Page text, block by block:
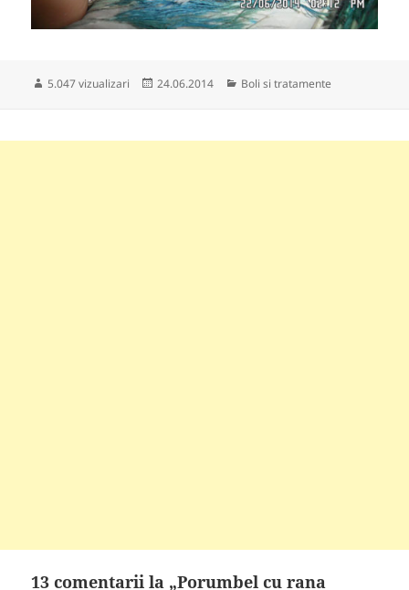
5.047 vizualizari
Publicat
24.06.2014 Categorii
Boli si tratamente
13 comentarii la „Porumbel cu rana